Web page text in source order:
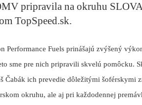
pripravila na okruhu
TopSpeed.sk.
Performance Fuels prinášajú zvýšený
sme pre nich pripravili skvelú pomôcku.
Čabák ich prevedie dôležitými šoférskymi
okruhu, ale aj pri každodennej